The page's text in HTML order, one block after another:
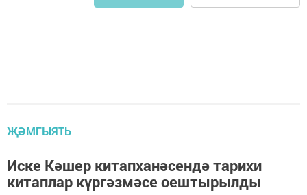
ҖӘМГЫЯТЬ
Иске Кәшер китапханәсендә тарихи
китаплар күргәзмәсе оештырылды